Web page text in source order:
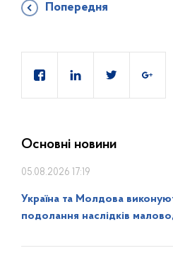
Попередня
Основні новини
05.08.2026 17:19
Україна та Молдова
подолання наслідків